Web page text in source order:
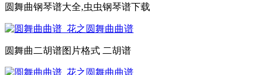
圆舞曲钢琴谱大全,虫虫钢琴谱下载
圆舞曲二胡谱图片格式 二胡谱